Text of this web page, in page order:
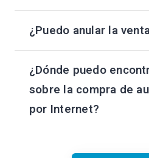
¿Puedo anular la
¿Dónde puedo
sobre la compra de
por Internet?